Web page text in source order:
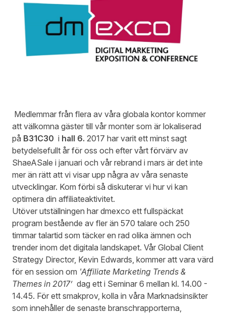
Medlemmar från flera av våra globala kontor kommer
att välkomna gäster till vår monter som är lokaliserad
på B31C30 i hall 6. 2017 har varit ett minst sagt
betydelsefullt år för oss och efter vårt förvärv av
ShaeASale i januari och vår rebrand i mars är det inte
mer än rätt att vi visar upp några av våra senaste
utvecklingar. Kom förbi så diskuterar vi hur vi kan
optimera din affiliateaktivitet.
Utöver utställningen har dmexco ett fullspäckat
program bestående av fler än 570 talare och 250
timmar talartid som täcker en rad olika ämnen och
trender inom det digitala landskapet. Vår Global Client
Strategy Director, Kevin Edwards, kommer att vara värd
för en session om 'Affiliate Marketing Trends &
Themes in 2017’ dag ett i Seminar 6 mellan kl. 14.00 -
14.45. För ett smakprov, kolla in våra Marknadsinsikter
som innehåller de senaste branschrapporterna,